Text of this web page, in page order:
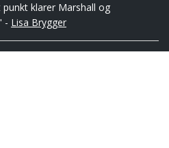
klarer Marshall og
- Lisa Brygger